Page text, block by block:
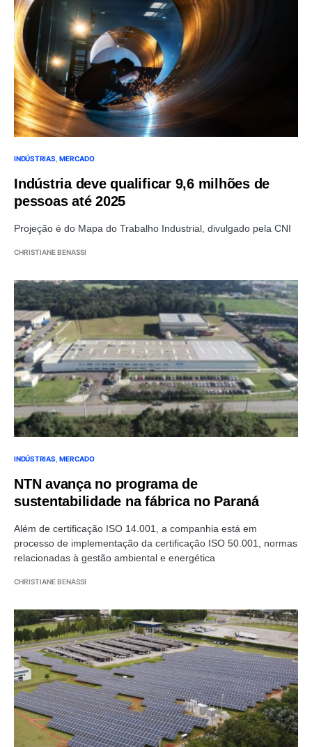
INDÚSTRIAS MERCADO
Indústria deve qualificar 9,6 milhões de
pessoas até 2025
Projeção é do Mapa do Trabalho Industrial, divulgado pela CNI
CHRISTIANE BENASSI
INDÚSTRIAS MERCADO
NTN avança no programa de
sustentabilidade na fábrica no Paraná
Além de certificação ISO 14.001, a companhia está em
processo de implementação da certificação ISO 50.001, normas
relacionadas à gestão ambiental e energética
CHRISTIANE BENASSI